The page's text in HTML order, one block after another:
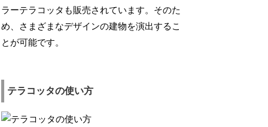
ラーテラコッタも販売されています。そのた
め、さまざまなデザインの建物を演出するこ
とが可能です。
テラコッタの使い方